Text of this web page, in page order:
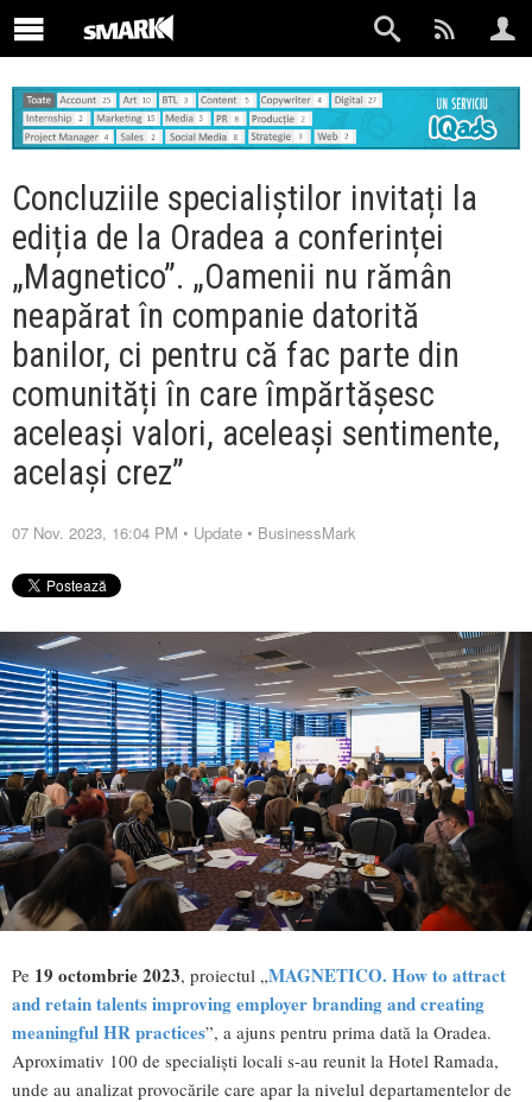
Concluziile specialiștilor invitați la
ediția de la Oradea a conferinței
„Magnetico”. „Oamenii nu rămân
neapărat în companie datorită
banilor, ci pentru că fac parte din
comunități în care împărtășesc
aceleași valori, aceleași sentimente,
același crez”
07 Nov. 2023, 16:04 PM • Update • BusinessMark
Pe 19 octombrie 2023, proiectul „MAGNETICO. How to attract
and retain talents improving employer branding and creating
meaningful HR practices”, a ajuns pentru prima dată la Oradea.
Aproximativ 100 de specialiști locali s-au reunit la Hotel Ramada,
unde au analizat provocările care apar la nivelul departamentelor de